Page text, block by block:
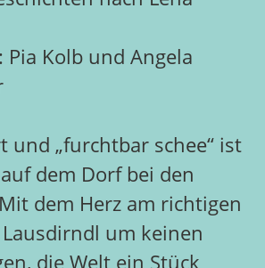
Kolb und Angela
und „furchtbar schee“ ist
dem Dorf bei den
dem Herz am richtigen
um keinen